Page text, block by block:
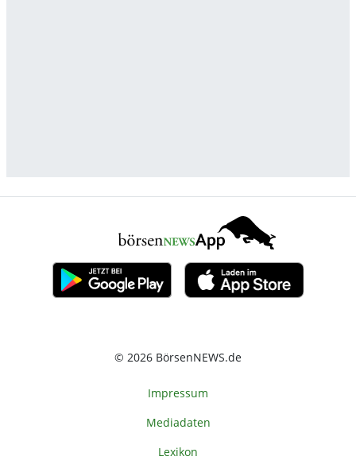
© 2026 BörsenNEWS.de
Impressum
Mediadaten
Lexikon